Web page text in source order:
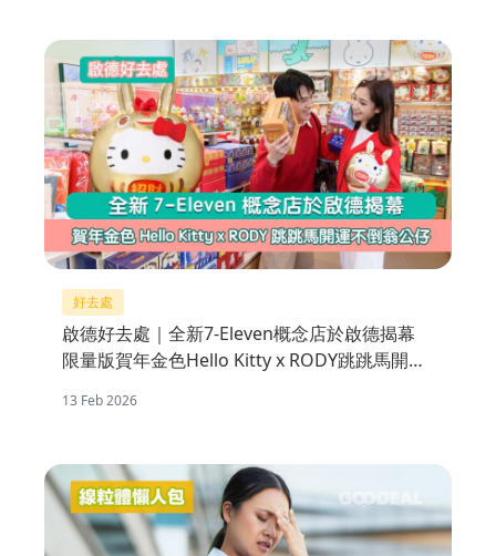
好去處
啟德好去處｜全新7-Eleven概念店於啟德揭幕
限量版賀年金色Hello Kitty x RODY跳跳馬開運
13 Feb 2026